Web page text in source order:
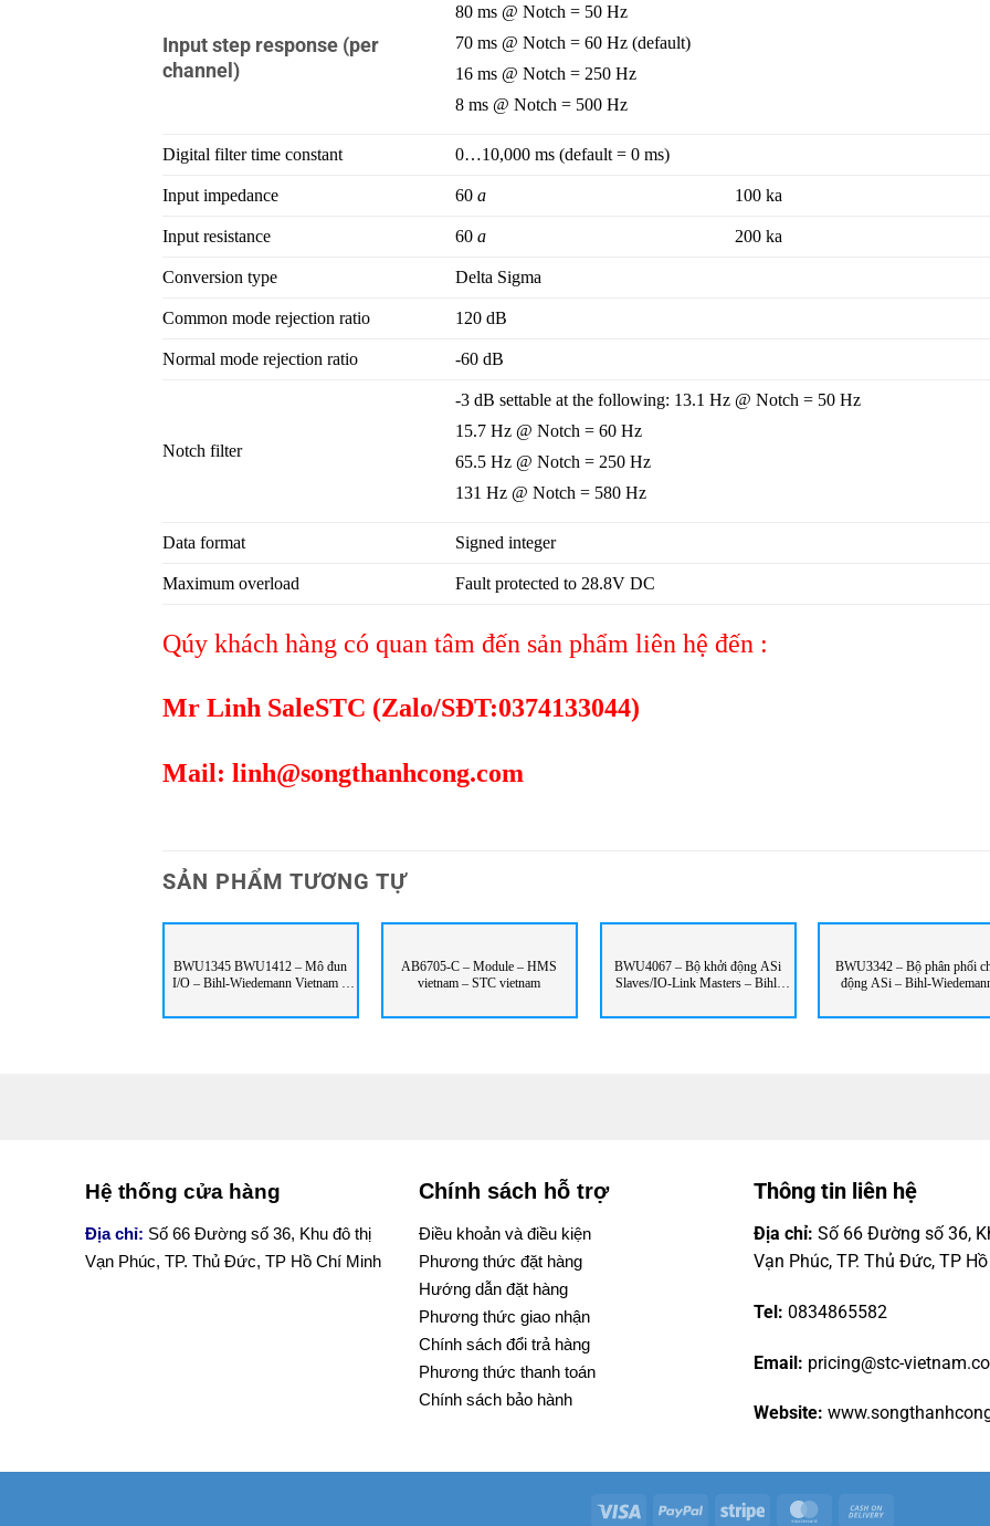
Input step response (per
channel)
80 ms @ Notch = 50 Hz
70 ms @ Notch = 60 Hz (default)
16 ms @ Notch = 250 Hz
8 ms @ Notch = 500 Hz
Digital filter time constant 0…10,000 ms (default = 0 ms)
Input impedance 60 a 100 ka
Input resistance 60 a 200 ka
Conversion type Delta Sigma
Common mode rejection ratio 120 dB
Normal mode rejection ratio -60 dB
Notch filter
-3 dB settable at the following: 13.1 Hz @ Notch = 50 Hz
15.7 Hz @ Notch = 60 Hz
65.5 Hz @ Notch = 250 Hz
131 Hz @ Notch = 580 Hz
Data format Signed integer
Maximum overload Fault protected to 28.8V DC
Qúy khách hàng có quan tâm đến sản phẩm liên hệ đến :
Mr Linh SaleSTC (Zalo/SĐT:0374133044)
Mail: linh@songthanhcong.com
SẢN PHẨM TƯƠNG TỰ
BWU1345 BWU1412 – Mô đun
I/O – Bihl-Wiedemann Vietnam –
AB6705-C – Module – HMS
vietnam – STC vietnam
BWU4067 – Bộ khởi động ASi
Slaves/IO-Link Masters – Bihl-
BWU3342 – Bộ phân phối chủ
động ASi – Bihl-
Hệ thống cửa hàng
Địa chỉ: Số 66 Đường số 36, Khu đô thị
Vạn Phúc, TP. Thủ Đức, TP Hồ Chí Minh
Chính sách hỗ trợ
Điều khoản và điều kiện
Phương thức đặt hàng
Hướng dẫn đặt hàng
Phương thức giao nhận
Chính sách đổi trả hàng
Phương thức thanh toán
Chính sách bảo hành
Thông tin liên hệ
Địa chỉ: Số 66 Đường số 36,
Vạn Phúc, TP. Thủ Đức, TP
Tel: 0834865582
Email: pricing@stc-
Website:
Visa PayPal Stripe MasterCard